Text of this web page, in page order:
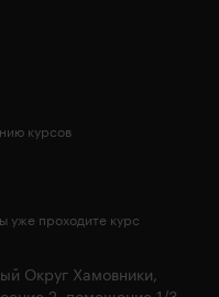
курсов
уже проходите курс
Округ Хамовники,